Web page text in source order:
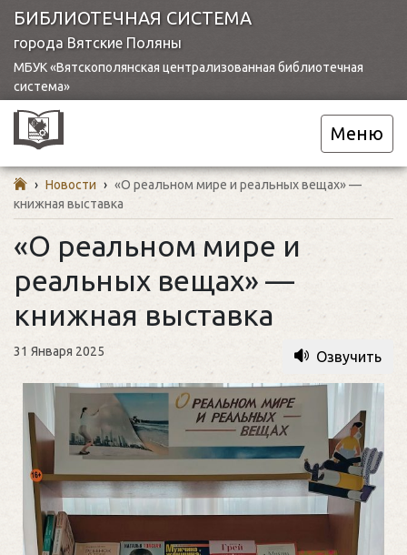
БИБЛИОТЕЧНАЯ СИСТЕМА
города Вятские Поляны
МБУК «Вятскополянская централизованная библиотечная
система»
Меню
› Новости › «О реальном мире и реальных вещах» —
книжная выставка
«О реальном мире и
реальных вещах» —
книжная выставка
31 Января 2025 Озвучить